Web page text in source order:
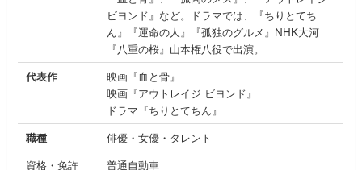
ビヨンド』など。ドラマでは、『ちりとてち
ん』『運命の人』『孤独のグルメ』NHK大河
『八重の桜』山本権八役で出演。
代表作
映画『血と骨』
映画『アウトレイジ ビヨンド』
ドラマ『ちりとてちん』
職種
俳優・女優・タレント
資格・免許
普通自動車